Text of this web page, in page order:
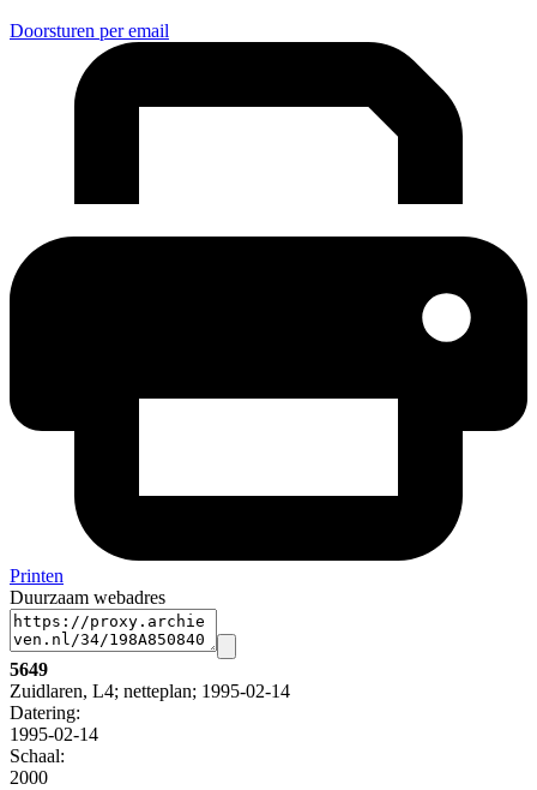
Doorsturen per email
Printen
Duurzaam webadres
5649
Zuidlaren, L4; netteplan; 1995-02-14
Datering:
1995-02-14
Schaal:
2000